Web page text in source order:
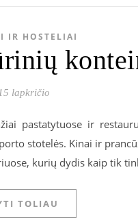
IR HOSTELIAI
lapkričio
pastatytuose ir
stotelės. Kinai ir
kurių dydis kaip tik
TOLIAU